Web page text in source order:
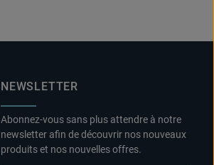
NEWSLETTER
Abonnez-vous sans plus attendre à notre
newsletter afin de découvrir nos nouveaux
produits et nos nouvelles offres.